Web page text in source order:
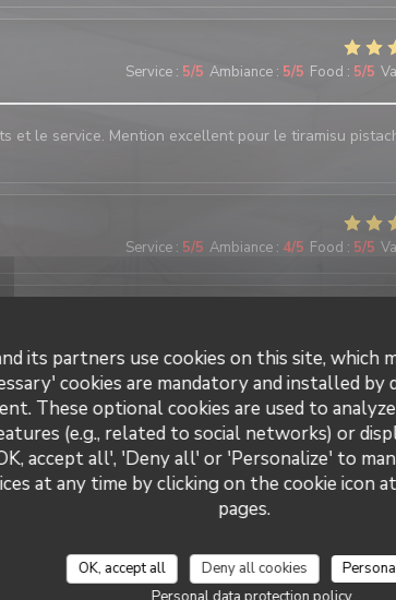
its partners use cookies on this site, which
cookies are mandatory and installed
These optional cookies are used to
(e.g., related to social networks) or
accept all', 'Deny all' or 'Personalize' to
at any time by clicking on the cookie
pages.
OK, accept all Deny all cookies
Service: 5/5 Ambiance: 5/5 Food : 5/5
et le service. Mention excellent pour le tiramisu
Service: 5/5 Ambiance: 4/5 Food : 5/5
Service:5 /5 Ambiance:5/5 Food:5/5
Service: 4/5 Ambiance:5/5 Food:4/5
Il Caravaggio